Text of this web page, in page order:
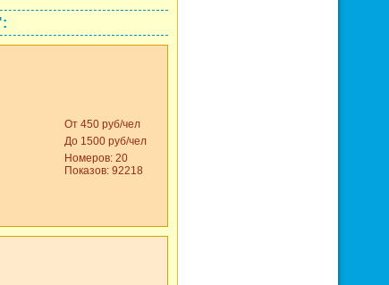
От 450 руб/чел
До 1500 руб/чел
Номеров: 20
Показов: 92218